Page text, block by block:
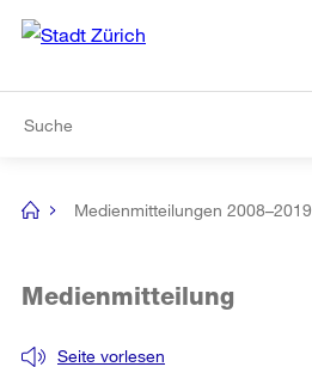
Navigation
[no
Medienmitteilungen 2008–2019
Seite vorlesen
Medienmitteilung